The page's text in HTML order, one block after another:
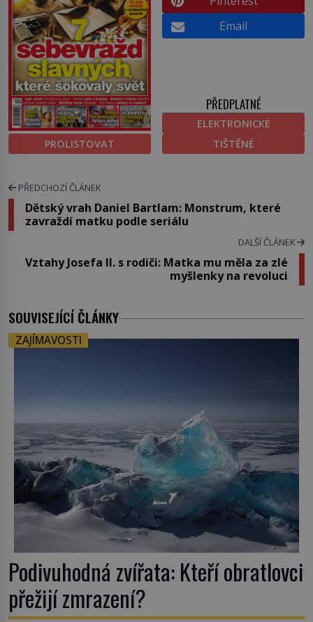
PROLISTOVAT
Email
PŘEDPLATNÉ
ELEKTRONICKÉ
TIŠTĚNÉ
PŘEDCHOZÍ ČLÁNEK
Dětský vrah Daniel Bartlam: Monstrum, které
zavraždí matku podle seriálu
DALŠÍ ČLÁNEK
Vztahy Josefa II. s rodiči: Matka mu měla za zlé
myšlenky na revoluci
SOUVISEJÍCÍ ČLÁNKY
ZAJÍMAVOSTI
Podivuhodná zvířata: Kteří obratlovci
přežijí zmrazení?